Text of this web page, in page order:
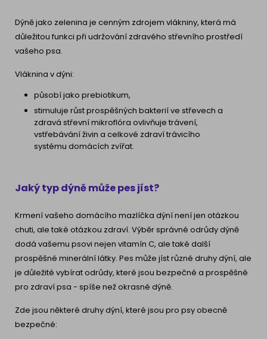
Dýně jako zelenina je cenným zdrojem vlákniny, která má
důležitou funkci při udržování zdravého střevního prostředí
vašeho psa.
Vláknina v dýni:
působí jako prebiotikum,
stimuluje růst prospěšných bakterií ve střevech a
zdravá střevní mikroflóra ovlivňuje trávení,
vstřebávání živin a celkové zdraví trávicího
systému domácích zvířat.
Jaký typ dýně může pes jíst?
Krmení vašeho domácího mazlíčka dýní není jen otázkou
chuti, ale také otázkou zdraví. Výběr správné odrůdy dýně
dodá vašemu psovi nejen vitamín C, ale také další
prospěšné minerální látky. Pes může jíst různé druhy dýní, ale
je důležité vybírat odrůdy, které jsou bezpečné a prospěšné
pro zdraví psa - spíše než okrasné dýně.
Zde jsou některé druhy dýní, které jsou pro psy obecně
bezpečné: